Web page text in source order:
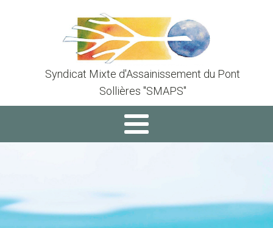
Syndicat Mixte d'Assainissement du Pont
Sollières "SMAPS"